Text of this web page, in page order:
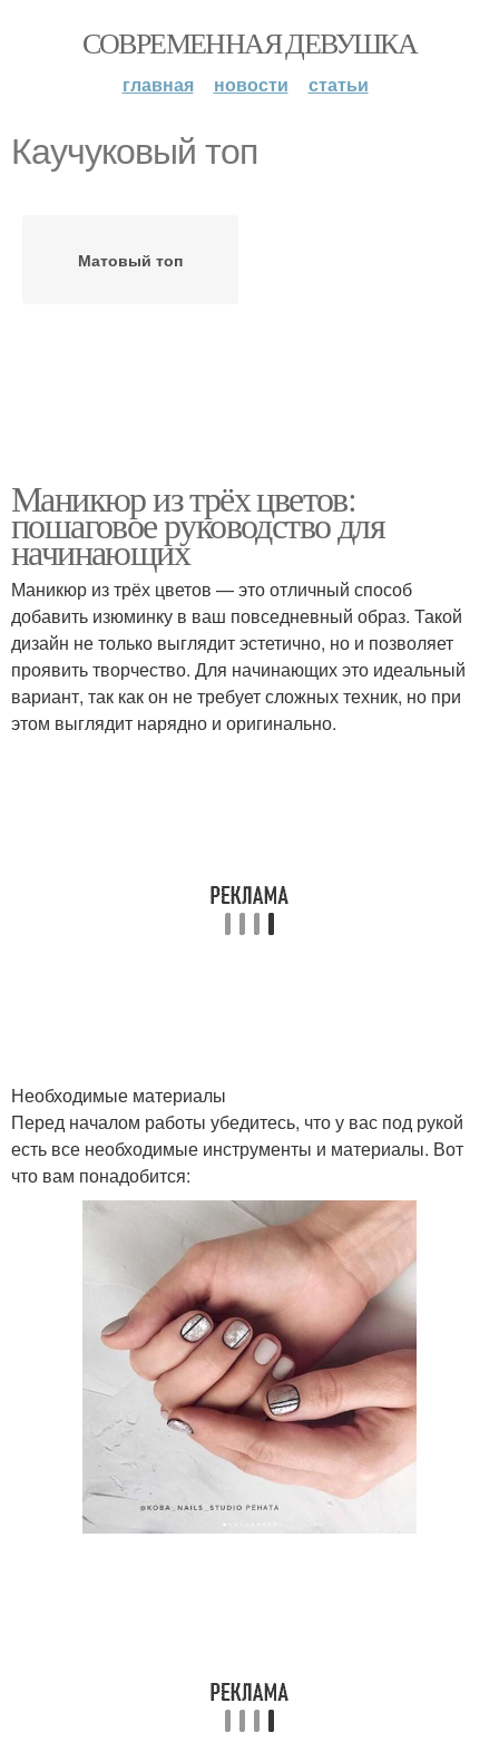
СОВРЕМЕННАЯ ДЕВУШКА
главная новости статьи
Каучуковый топ
Матовый топ
Маникюр из трёх цветов:
пошаговое руководство для
начинающих
Маникюр из трёх цветов — это отличный способ
добавить изюминку в ваш повседневный образ. Такой
дизайн не только выглядит эстетично, но и позволяет
проявить творчество. Для начинающих это идеальный
вариант, так как он не требует сложных техник, но при
этом выглядит нарядно и оригинально.
Необходимые материалы
Перед началом работы убедитесь, что у вас под рукой
есть все необходимые инструменты и материалы. Вот
что вам понадобится: